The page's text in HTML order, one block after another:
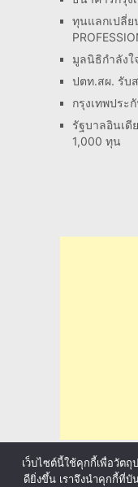
ทุนแลกเปลี่ย
มูลนิธิกำลัง
ปตท.สผ. รับ
กรุงเทพปร
รัฐบาลอินเ
1,000 ทุน
เว็บไซต์นี้ใช้คุกกี้เพื่อวัตถุ
ดียิ่งขึ้น เราจึงนำคุกกี้ที่บั